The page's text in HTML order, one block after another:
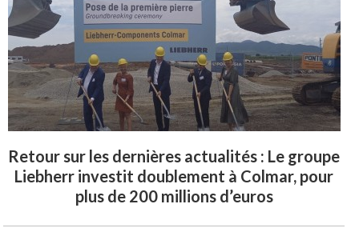
Retour sur les dernières actualités : Le groupe
Liebherr investit doublement à Colmar, pour
plus de 200 millions d’euros